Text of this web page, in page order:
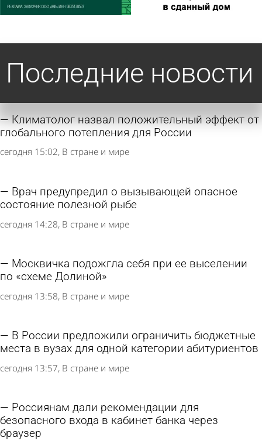
Последние новости
Климатолог назвал положительный эффект от
глобального потепления для России
сегодня 15:02 В стране и мире
Врач предупредил о вызывающей опасное
состояние полезной рыбе
сегодня 14:28 В стране и мире
Москвичка подожгла себя при ее выселении
по «схеме Долиной»
сегодня 13:58 В стране и мире
В России предложили ограничить бюджетные
места в вузах для одной категории абитуриентов
сегодня 13:57 В стране и мире
Россиянам дали рекомендации для
безопасного входа в кабинет банка через
браузер